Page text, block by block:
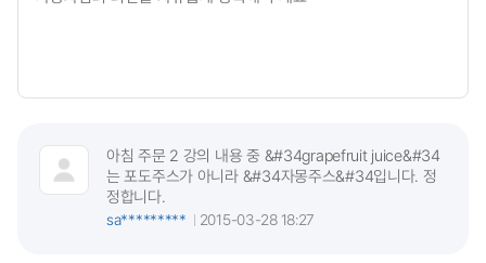
아침 주문 2 강의 내용 중 &#34grapefruit juice&#34
는 포도주스가 아니라 &#34자몽주스&#34입니다. 정
정합니다.
sa*********
2015-03-28 18:27